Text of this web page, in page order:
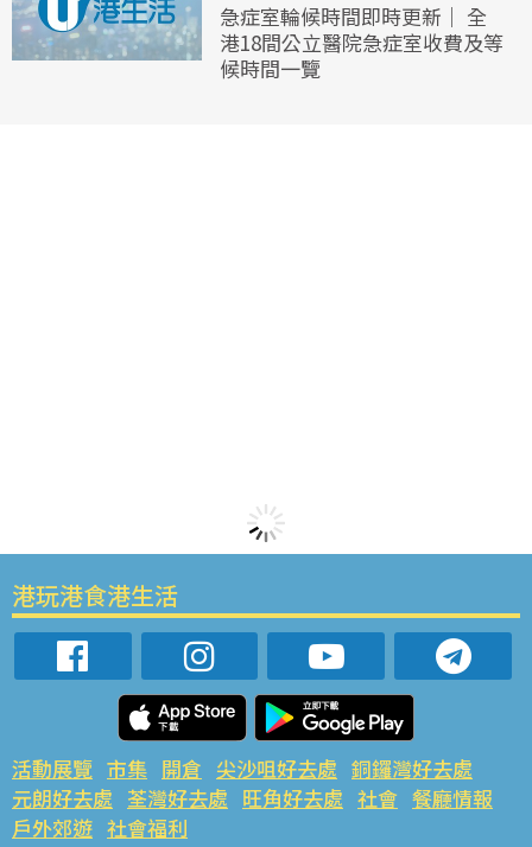
急症室輪候時間即時更新｜ 全
港18間公立醫院急症室收費及等
候時間一覽
港玩港食港生活
活動展覽 市集 開倉 尖沙咀好去處 銅鑼灣好去處
元朗好去處 荃灣好去處 旺角好去處 社會 餐廳情報
戶外郊遊 社會福利